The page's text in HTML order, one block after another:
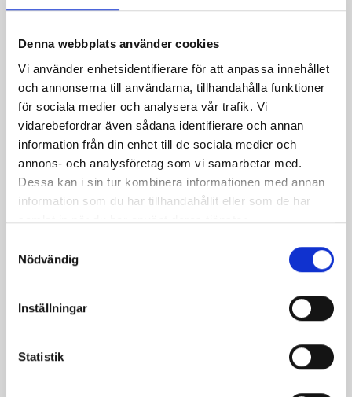
Denna webbplats använder cookies
Vi använder enhetsidentifierare för att anpassa innehållet
och annonserna till användarna, tillhandahålla funktioner
för sociala medier och analysera vår trafik. Vi
vidarebefordrar även sådana identifierare och annan
information från din enhet till de sociala medier och
annons- och analysföretag som vi samarbetar med.
Dessa kan i sin tur kombinera informationen med annan
information som du har tillhandahållit eller som de har
samlat in när du har använt deras tjänster.
Nödvändig
Inställningar
Statistik
Mjölk 3% 1 liter
Jordgubbsfil 2,7%
1000g
Päronfil 2,7%
Skogsbärsfil 2,7%